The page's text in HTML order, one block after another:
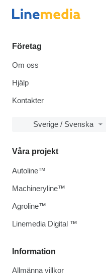
Företag
Om oss
Hjälp
Kontakter
Sverige / Svenska
Information
Allmänna villkor
Våra projekt
Autoline™
Machineryline™
Agroline™
Linemedia Digital ™